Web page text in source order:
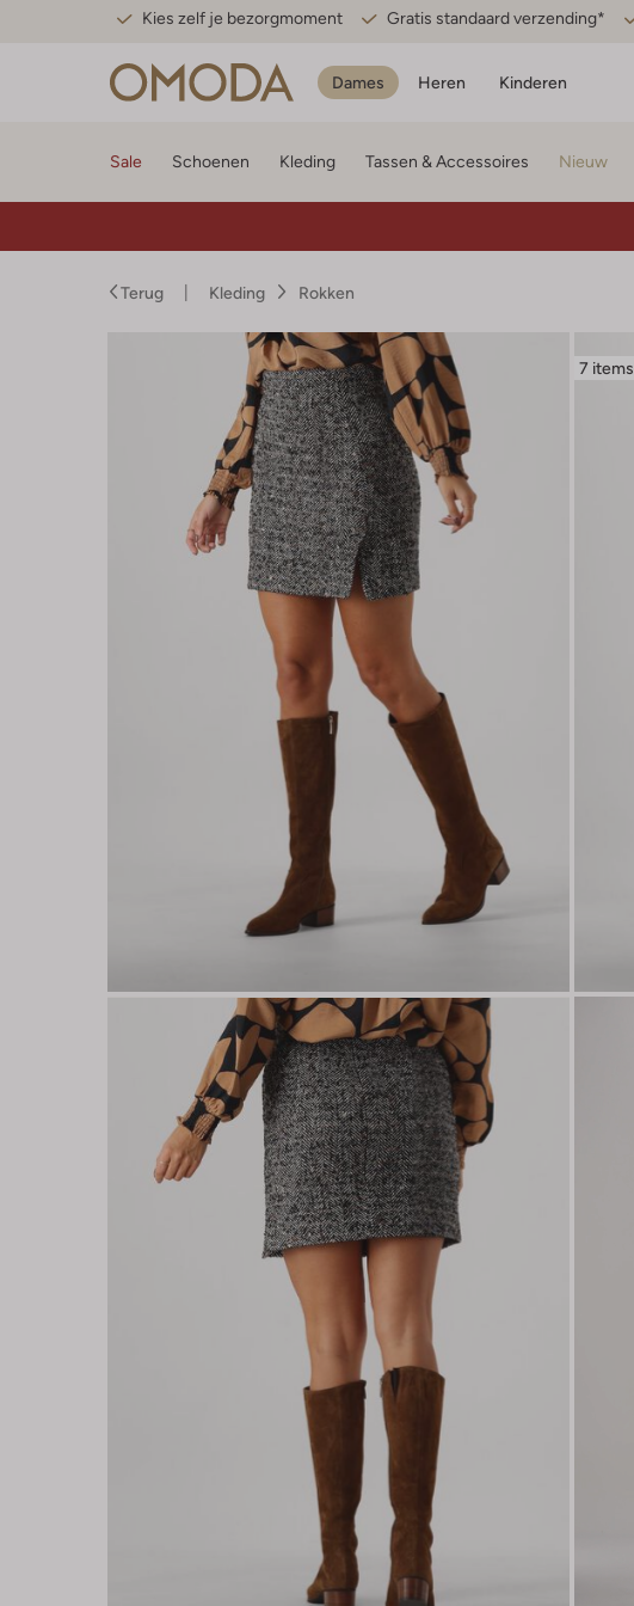
Kies zelf je bezorgmoment Gratis standaard verzending*
Dames Heren Kinderen
Sale Schoenen Kleding Tassen & Accessoires Nieuw
Terug Kleding Rokken
7 items